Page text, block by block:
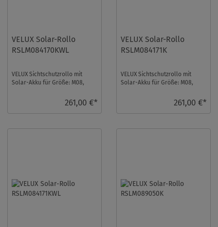
VELUX Solar-Rollo
RSLM084170KWL
VELUX Sichtschutzrollo mit
Solar-Akku für Größe: M08,
261,00 €*
VELUX Solar-Rollo
RSLM084171K
VELUX Sichtschutzrollo mit
Solar-Akku für Größe: M08,
261,00 €*